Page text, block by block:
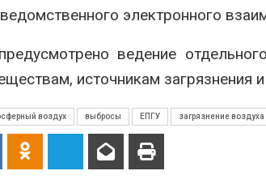
электронного
ведение
источникам
воздух выбросы ЕПГУ загрязнение воздуха